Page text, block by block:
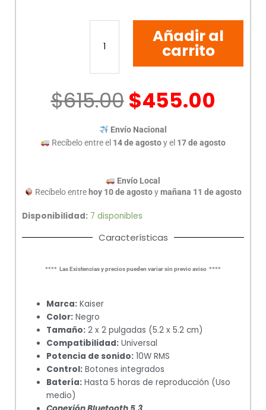
BOCINA
FLAMA
2016
Añadir al
carrito
$615.00$455.00
Envío Nacional
Recíbelo entre el 14 de agostoy el 17 de agosto
Envío Local
Recíbelo entre hoy 10 de agostoymañana 11 de agosto
Disponibilidad: 7 disponibles
Características
**** Las Existencias y precios pueden variar sin previo aviso ****
Marca: Kaiser
Color: Negro
Tamaño: 2 x 2 pulgadas (5.2 x 5.2 cm)
Compatibilidad: Universal
Potencia de sonido: 10W RMS
Control: Botones integrados
Batería: Hasta 5 horas de reproducción (Uso
medio)